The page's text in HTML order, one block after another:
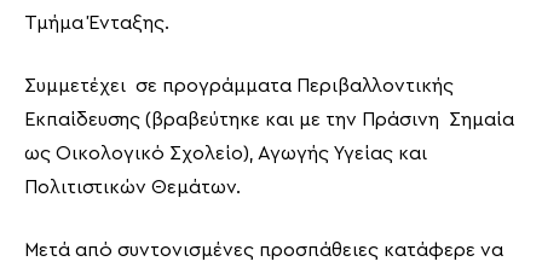
Τμήμα Ένταξης.
Συμμετέχει σε προγράμματα Περιβαλλοντικής
Εκπαίδευσης (βραβεύτηκε και με την Πράσινη Σημαία
ως Οικολογικό Σχολείο), Αγωγής Υγείας και
Πολιτιστικών Θεμάτων.
Μετά από συντονισμένες προσπάθειες κατάφερε να